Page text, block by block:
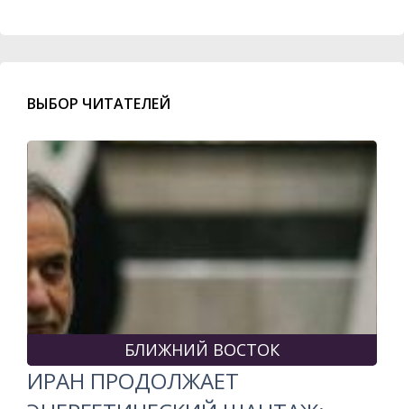
ВЫБОР ЧИТАТЕЛЕЙ
БЛИЖНИЙ ВОСТОК
ИРАН ПРОДОЛЖАЕТ